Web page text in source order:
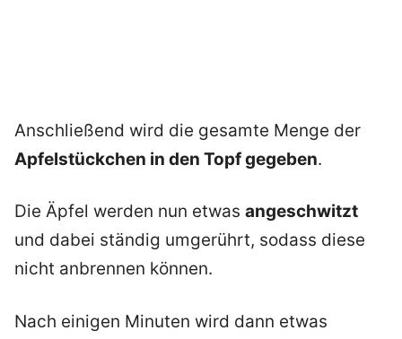
Anschließend wird die gesamte Menge der
Apfelstückchen in den Topf gegeben.
Die Äpfel werden nun etwas angeschwitzt
und dabei ständig umgerührt, sodass diese
nicht anbrennen können.
Nach einigen Minuten wird dann etwas